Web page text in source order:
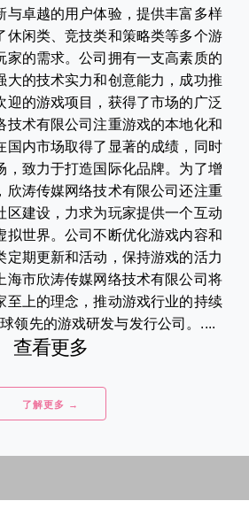
与卓越的用户体验，提供丰富多样
休闲类、竞技类和策略类等多个游
家的需求。公司拥有一支高素质的
大的技术实力和创意能力，成功推
迎的游戏项目，获得了市场的广泛
技术有限公司注重游戏的本地化和
国内市场取得了显著的成绩，同时
，致力于打造国际化品牌。为了增
欣涛传媒网络技术有限公司还注重
区建设，力求为玩家提供一个互动
拟世界。公司不断优化游戏内容和
定期更新和活动，保持游戏的活力
海市欣涛传媒网络技术有限公司将
至上的理念，推动游戏行业的持续
领先的游戏研发与发行公司。....
查看更多
了解更多 →